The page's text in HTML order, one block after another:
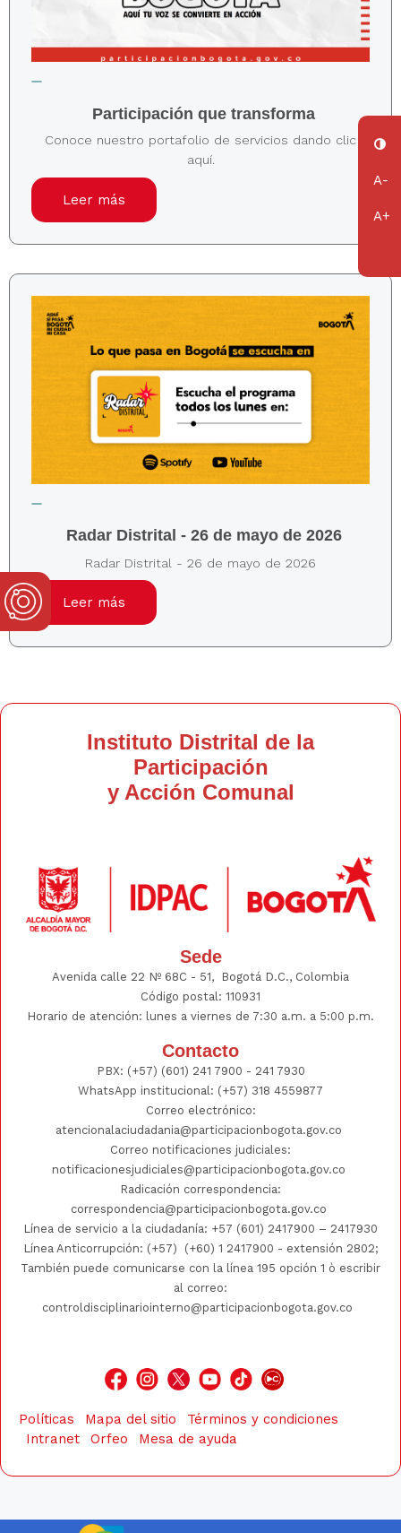
Participación que transforma
Conoce nuestro portafolio de servicios dando clic
aquí.
Leer más
Radar Distrital - 26 de mayo de 2026
Radar Distrital - 26 de mayo de 2026
Leer más
Instituto Distrital de la
Participación
y Acción Comunal
Sede
Avenida calle 22 Nº 68C - 51, Bogotá D.C., Colombia
Código postal: 110931
Horario de atención: lunes a viernes de 7:30 a.m. a 5:00 p.m.
Contacto
PBX: (+57) (601) 241 7900 - 241 7930
WhatsApp institucional: (+57) 318 4559877
Correo electrónico:
atencionalaciudadania@participacionbogota.gov.co
Correo notificaciones judiciales:
notificacionesjudiciales@participacionbogota.gov.co
Radicación correspondencia:
correspondencia@participacionbogota.gov.co
Línea de servicio a la ciudadanía: +57 (601) 2417900 – 2417930
Línea Anticorrupción: (+57)
(+60) 1 2417900 - extensión 2802;
También puede comunicarse con la línea 195 opción 1 ò escribir
al correo:
controldisciplinariointerno@participacionbogota.gov.co
Políticas Mapa del sitio
Términos y condiciones
Intranet
Orfeo Mesa de ayuda